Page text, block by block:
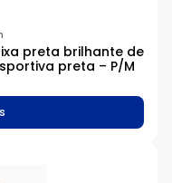
preta brilhante de
preta – P/M